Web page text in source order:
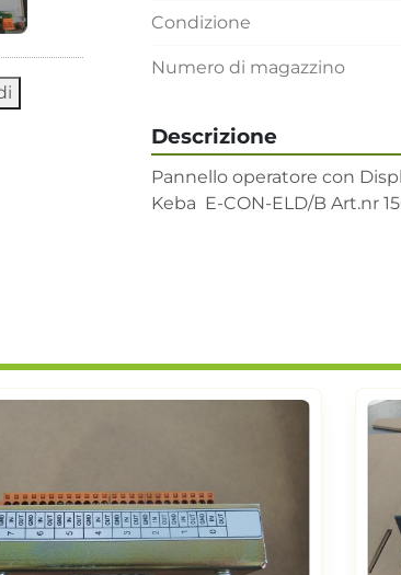
Descrizione
Pannello operatore con
Keba  E-CON-ELD/B Art.nr
Condizione
Numero di magazzino